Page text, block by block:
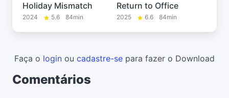
Holiday Mismatch
2024 5.6 84min
Return to Office
2025 6.6 84min
Faça o login ou cadastre-se para fazer o Download
Comentários